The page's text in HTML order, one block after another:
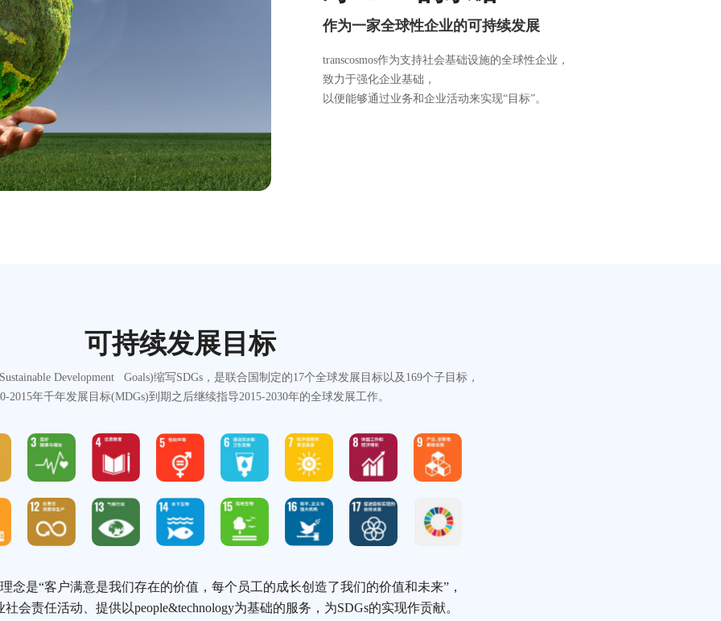
作为一家全球性企业的可持续发展
transcosmos作为支持社会基础设施的全球性企业，
致力于强化企业基础，
以便能够通过业务和企业活动来实现“目标”。
可持续发展目标
Development Goals)缩写SDGs，是联合国制定的17个全球发展目标以及169个子目标，
2015年千年发展目标(MDGs)到期之后继续指导2015-2030年的全球发展工作。
理念是“客户满意是我们存在的价值，每个员工的成长创造了我们的价值和未来”，
会责任活动、提供以people&technology为基础的服务，为SDGs的实现作贡献。